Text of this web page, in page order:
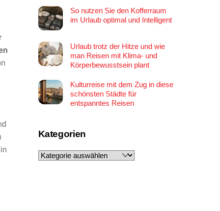
So nutzen Sie den Kofferraum
im Urlaub optimal und Intelligent
Urlaub trotz der Hitze und wie
man Reisen mit Klima- und
Körperbewusstsein plant
Kulturreise mit dem Zug in diese
schönsten Städte für
entspanntes Reisen
Kategorien
Kategorien